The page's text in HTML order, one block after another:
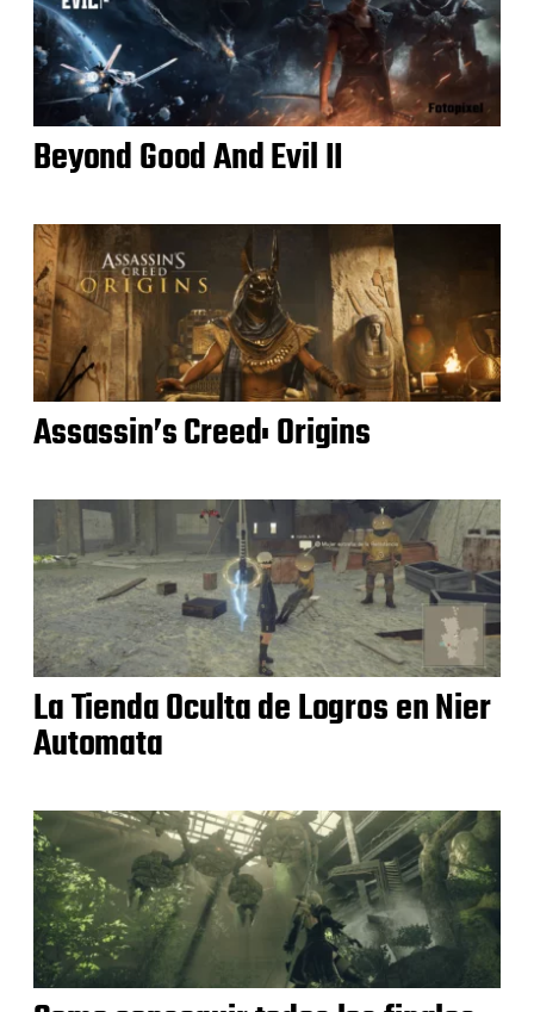
Beyond Good And Evil II
Assassin’s Creed: Origins
La Tienda Oculta de Logros en Nier
Automata